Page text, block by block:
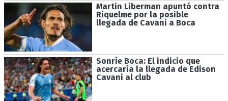
Martin Liberman apuntó contra
Riquelme por la posible
llegada de Cavani a Boca
Sonríe Boca: El indicio que
acercaría la llegada de Edison
Cavani al club